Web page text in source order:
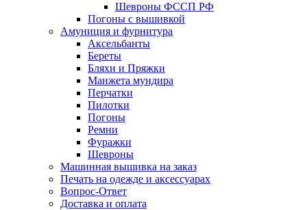
Шевроны ФССП РФ
Погоны с вышивкой
Амуниция и фурнитура
Аксельбанты
Береты
Бляхи и Пряжки
Манжета мундира
Перчатки
Пилотки
Погоны
Ремни
Фуражки
Шевроны
Машинная вышивка на заказ
Печать на одежде и аксессуарах
Вопрос-Ответ
Доставка и оплата